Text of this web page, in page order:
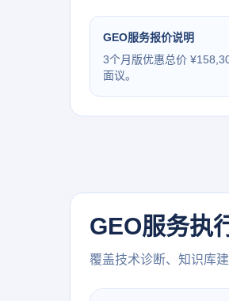
GEO服务报价说明
3个月版优惠总价
面议。
GEO服务执
覆盖技术诊断、知识库